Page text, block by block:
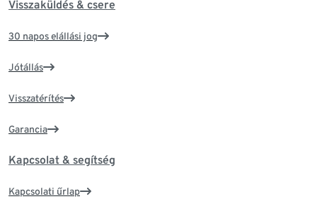
Visszaküldés & csere
30 napos elállási jog
Jótállás
Visszatérítés
Garancia
Kapcsolat & segítség
Kapcsolati űrlap